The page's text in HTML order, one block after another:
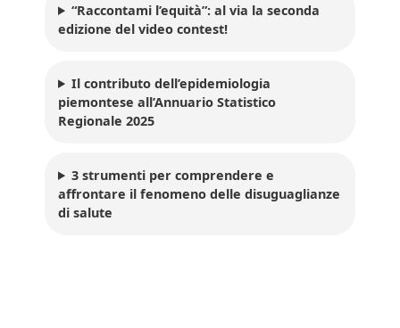
“Raccontami l’equità”: al via la seconda
edizione del video contest!
Il contributo dell’epidemiologia
piemontese all’Annuario Statistico
Regionale 2025
3 strumenti per comprendere e
affrontare il fenomeno delle disuguaglianze
di salute